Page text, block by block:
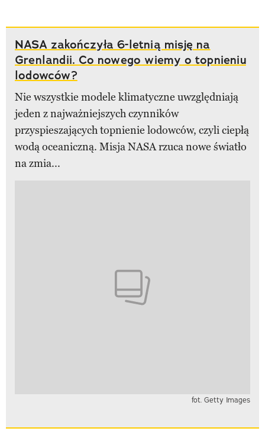
NASA zakończyła 6-letnią misję na
Grenlandii. Co nowego wiemy o topnieniu
lodowców?
Nie wszystkie modele klimatyczne uwzględniają
jeden z najważniejszych czynników
przyspieszających topnienie lodowców, czyli ciepłą
wodą oceaniczną. Misja NASA rzuca nowe światło
na zmia...
fot. Getty Images